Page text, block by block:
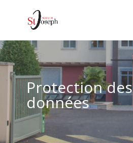
Protection des
données